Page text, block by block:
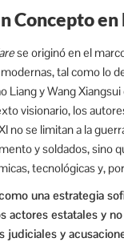
Concepto
se originó en el
tal como lo
Liang y Wang Xiangsui
visionario, los
no se limitan a la
y soldados, sino
tecnológicas y,
una estrategia
actores estatales y
judiciales y